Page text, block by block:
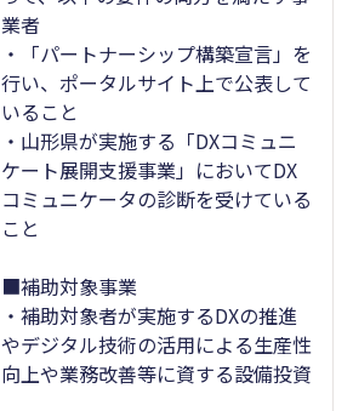
業者
・「パートナーシップ構築宣言」を
行い、ポータルサイト上で公表して
いること
・山形県が実施する「DXコミュニ
ケート展開支援事業」においてDX
コミュニケータの診断を受けている
こと
■補助対象事業
・補助対象者が実施するDXの推進
やデジタル技術の活用による生産性
向上や業務改善等に資する設備投資